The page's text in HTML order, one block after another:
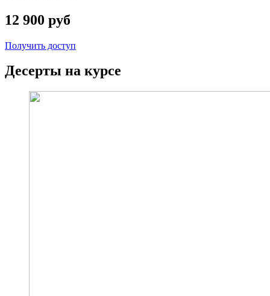
12 900 руб
Получить доступ
Десерты на курсе